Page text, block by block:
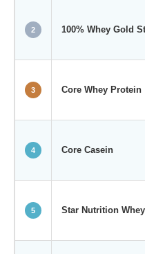
2 100% Whey Gold
3 Core Whey Protein
4 Core Casein
5 Star Nutrition